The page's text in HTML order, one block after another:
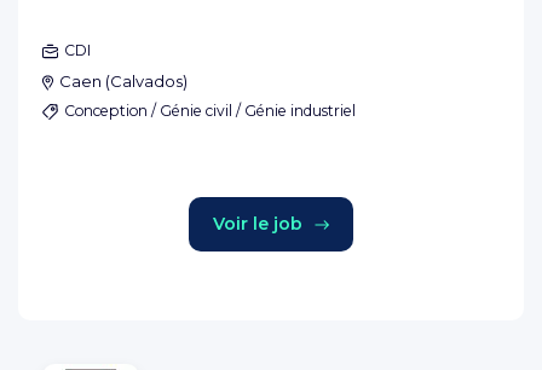
CDI
Caen (Calvados)
Conception / Génie civil / Génie industriel
Voir le job